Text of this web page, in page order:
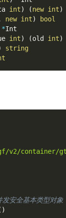
int) (new int)
new int)
bool
*Int
int) (old int)
string
v2/container/
安全基本类型对象
)